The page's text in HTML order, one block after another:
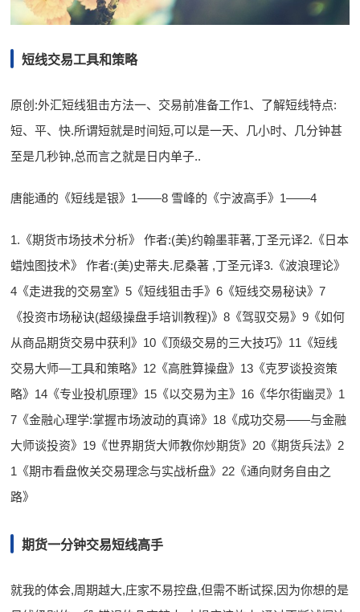
短线交易工具和策略
原创:外汇短线狙击方法一、交易前准备工作1、了解短线特点:
短、平、快.所谓短就是时间短,可以是一天、几小时、几分钟甚
至是几秒钟,总而言之就是日内单子..
唐能通的《短线是银》1——8 雪峰的《宁波高手》1——4
1.《期货市场技术分析》 作者:(美)约翰墨菲著,丁圣元译2.《日本
蜡烛图技术》 作者:(美)史蒂夫.尼桑著 ,丁圣元译3.《波浪理论》
4《走进我的交易室》5《短线狙击手》6《短线交易秘诀》7
《投资市场秘诀(超级操盘手培训教程)》8《驾驭交易》9《如何
从商品期货交易中获利》10《顶级交易的三大技巧》11《短线
交易大师—工具和策略》12《高胜算操盘》13《克罗谈投资策
略》14《专业投机原理》15《以交易为主》16《华尔街幽灵》1
7《金融心理学:掌握市场波动的真谛》18《成功交易——与金融
大师谈投资》19《世界期货大师教你炒期货》20《期货兵法》2
1《期市看盘攸关交易理念与实战析盘》22《通向财务自由之
路》
期货一分钟交易短线高手
就我的体会,周期越大,庄家不易控盘,但需不断试探,因为你想的是